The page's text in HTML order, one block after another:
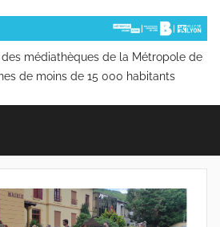
médiathèques de la Métropole de
de moins de 15 000 habitants